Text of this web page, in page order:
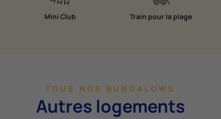
Mini Club Train pour la plage
TOUS NOS BUNGALOWS
Autres logements